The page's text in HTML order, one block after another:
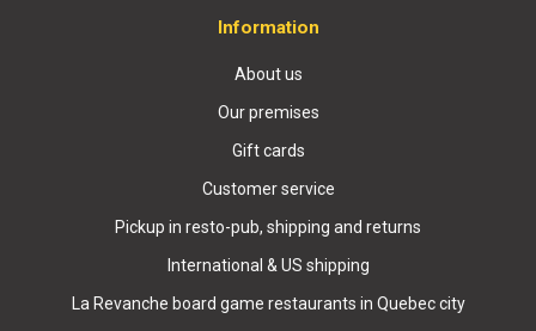
Information
About us
Our premises
Gift cards
Customer service
Pickup in resto-pub, shipping and returns
International & US shipping
La Revanche board game restaurants in Quebec city